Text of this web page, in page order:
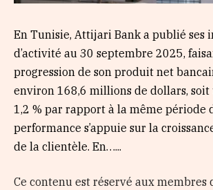
En Tunisie, Attijari Bank a publié ses
d’activité au 30 septembre 2025,
progression de son produit net
environ 168,6 millions de dollars, soit
1,2 % par rapport à la même période
performance s’appuie sur la
de la clientèle. En…...
Ce contenu est réservé aux membres